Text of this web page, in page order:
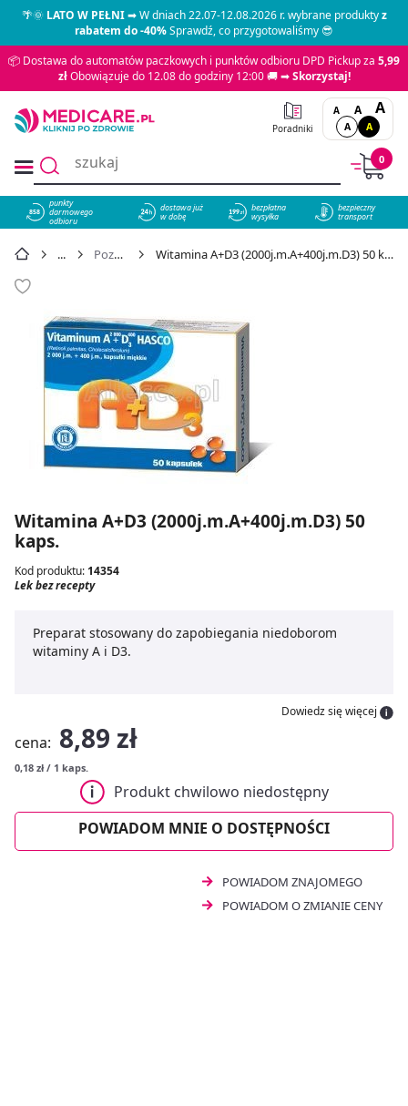
🌴🌞LATO W PEŁNI➡ W dniach 22.07-12.08.2026 r. wybrane produktyz
rabatem do -40%Sprawdź, co przygotowaliśmy 😎
📦 Dostawa do automatów paczkowych i punktów odbioru DPD Pickup za 5,99
złObowiązuje do 12.08 do godziny 12:00 🚚 ➡Skorzystaj!
Poradniki
A A A
A A
0
858
punkty
darmowego
odbioru
dostawa już
w dobę
bezpłatna
wysyłka
bezpieczny
transport
Pozostałe Witamina A+D3 (2000j.m.A+400j.m.D3) 50 kaps. - cena 8,89 zł
Witamina A+D3 (2000j.m.A+400j.m.D3) 50
kaps.
Kod produktu: 14354
Lek bez recepty
Preparat stosowany do zapobiegania niedoborom
witaminy A i D3.
Dowiedz się więcej
cena: 8,89 zł
0,18 zł / 1 kaps.
Produkt chwilowo niedostępny
POWIADOM MNIE O DOSTĘPNOŚCI
POWIADOM ZNAJOMEGO
POWIADOM O ZMIANIE CENY